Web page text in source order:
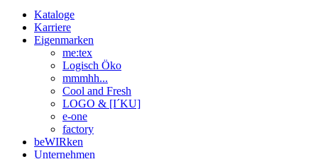
Kataloge
Karriere
Eigenmarken
me:tex
Logisch Öko
mmmhh...
Cool and Fresh
LOGO & [I´KU]
e-one
factory
beWIRken
Unternehmen